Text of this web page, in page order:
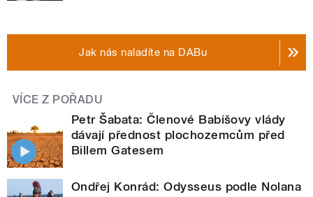
Jak nás naladíte na DABu
VÍCE Z POŘADU
Petr Šabata: Členové Babišovy vlády
dávají přednost plochozemcům před
Billem Gatesem
Ondřej Konrád: Odysseus podle Nolana